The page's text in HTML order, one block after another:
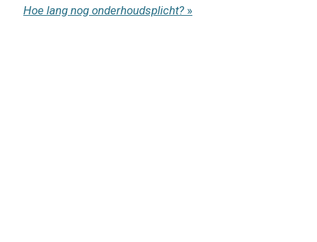
Hoe lang nog onderhoudsplicht? »